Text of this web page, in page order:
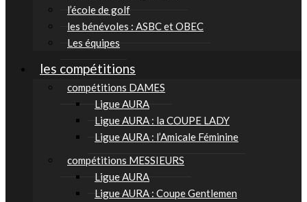
l’école de golf
les bénévoles : ASBC et OBEC
Les équipes
les compétitions
compétitions DAMES
Ligue AURA
Ligue AURA : la COUPE LADY
Ligue AURA : l’Amicale Féminine
compétitions MESSIEURS
Ligue AURA
Ligue AURA : Coupe Gentlemen